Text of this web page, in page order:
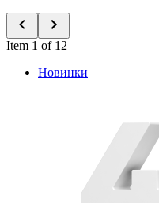
Item 1 of 12
Новинки